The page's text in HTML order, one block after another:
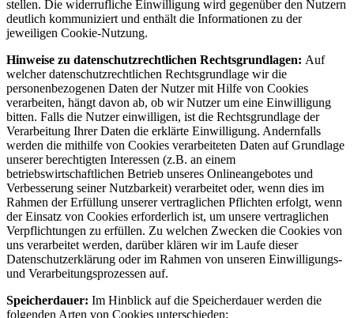
stellen. Die widerrufliche Einwilligung wird gegenüber den Nutzern
deutlich kommuniziert und enthält die Informationen zu der
jeweiligen Cookie-Nutzung.
Hinweise zu datenschutzrechtlichen Rechtsgrundlagen: Auf
welcher datenschutzrechtlichen Rechtsgrundlage wir die
personenbezogenen Daten der Nutzer mit Hilfe von Cookies
verarbeiten, hängt davon ab, ob wir Nutzer um eine Einwilligung
bitten. Falls die Nutzer einwilligen, ist die Rechtsgrundlage der
Verarbeitung Ihrer Daten die erklärte Einwilligung. Andernfalls
werden die mithilfe von Cookies verarbeiteten Daten auf Grundlage
unserer berechtigten Interessen (z.B. an einem
betriebswirtschaftlichen Betrieb unseres Onlineangebotes und
Verbesserung seiner Nutzbarkeit) verarbeitet oder, wenn dies im
Rahmen der Erfüllung unserer vertraglichen Pflichten erfolgt, wenn
der Einsatz von Cookies erforderlich ist, um unsere vertraglichen
Verpflichtungen zu erfüllen. Zu welchen Zwecken die Cookies von
uns verarbeitet werden, darüber klären wir im Laufe dieser
Datenschutzerklärung oder im Rahmen von unseren Einwilligungs-
und Verarbeitungsprozessen auf.
Speicherdauer: Im Hinblick auf die Speicherdauer werden die
folgenden Arten von Cookies unterschieden: